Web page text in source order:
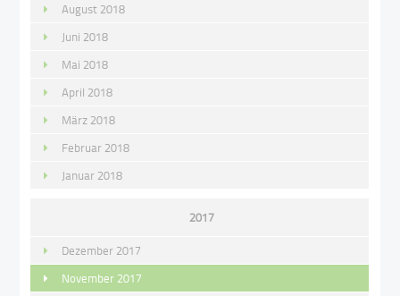
August 2018
Juni 2018
Mai 2018
April 2018
März 2018
Februar 2018
Januar 2018
2017
Dezember 2017
November 2017